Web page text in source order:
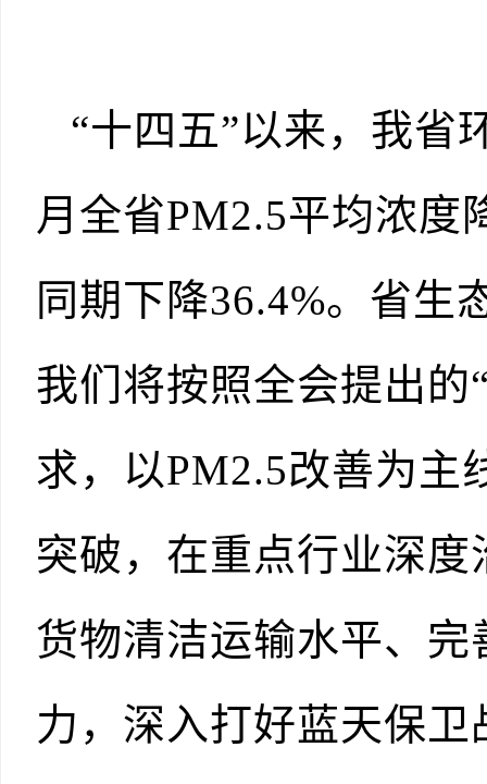
“十四五”以来，我省
月全省PM2.5平均浓度
同期下降36.4%。省生
我们将按照全会提出的
求，以PM2.5改善为主
突破，在重点行业深
货物清洁运输水平、
力，深入打好蓝天保